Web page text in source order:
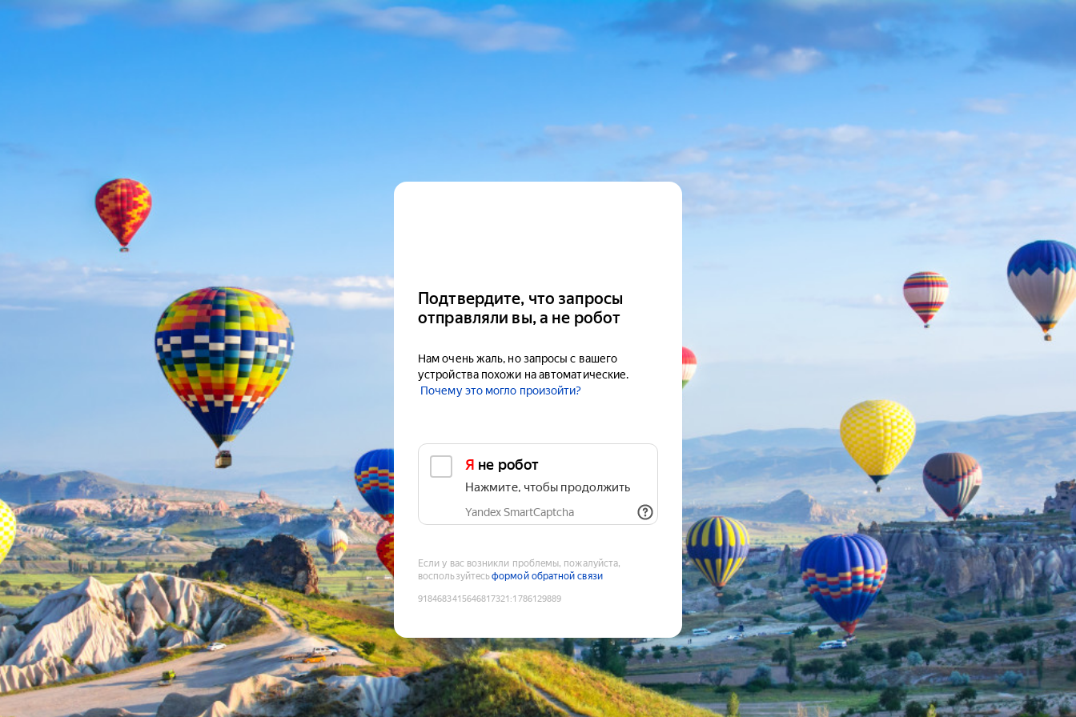
Подтвердите, что запросы
отправляли вы, а не робот
Нам очень жаль, но запросы с вашего
устройства похожи на автоматические.
Почему это могло произойти?
Я не робот
Нажмите, чтобы продолжить
Yandex SmartCaptcha
Если у вас возникли проблемы, пожалуйста,
воспользуйтесьформой обратной связи
9184683415646817321 :1786129889